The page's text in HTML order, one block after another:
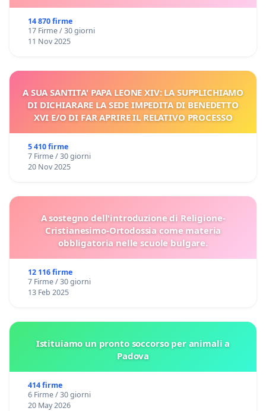
14 870 firme
17 Firme / 30 giorni
11 Nov 2025
A SUA SANTITA' PAPA LEONE XIV: LA SUPPLICHIAMO
DI DICHIARARE LA SEDE IMPEDITA DI BENEDETTO
XVI E/O DI FAR APRIRE IL RELATIVO PROCESSO
5 410 firme
7 Firme / 30 giorni
20 Nov 2025
A sostegno dell'introduzione di Religione-
Cristianesimo-Ortodossia come materia
obbligatoria nelle scuole bulgare.
12 116 firme
7 Firme / 30 giorni
13 Feb 2025
Istituiamo un pronto soccorso per animali a
Padova
414 firme
6 Firme / 30 giorni
20 May 2026